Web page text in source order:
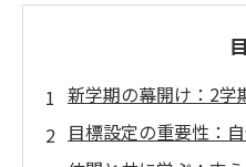
新学期の幕開け：2学
目標設定の重要性：